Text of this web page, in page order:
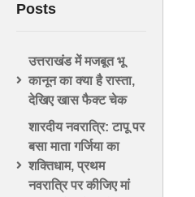
Posts
उत्तराखंड में मजबूत भू
कानून का क्या है रास्ता,
देखिए खास फैक्ट चेक
शारदीय नवरात्रि: टापू पर
बसा माता गर्जिया का
शक्तिधाम, प्रथम
नवरात्रि पर कीजिए मां